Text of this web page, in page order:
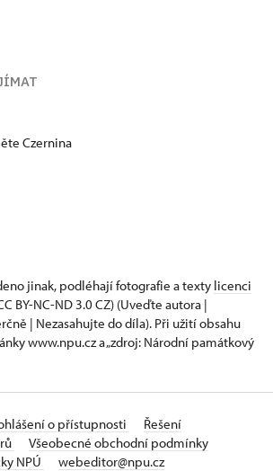
Czernina
jinak, podléhají fotografie a texty licenci
BY-NC-ND 3.0 CZ) (Uveďte autora |
| Nezasahujte do díla). Při užití obsahu
www.npu.cz a „zdroj: Národní památkový
o přístupnosti
Řešení
Všeobecné obchodní podmínky
NPÚ
webeditor@npu.cz